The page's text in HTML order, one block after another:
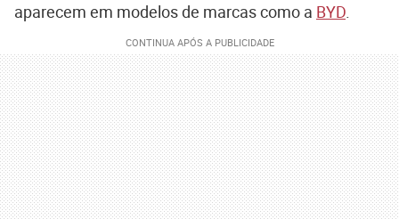
aparecem em modelos de marcas como a BYD.